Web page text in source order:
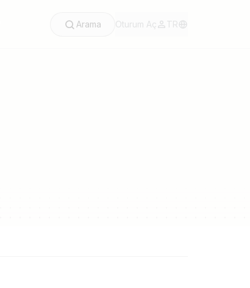
Arama Oturum Aç TR